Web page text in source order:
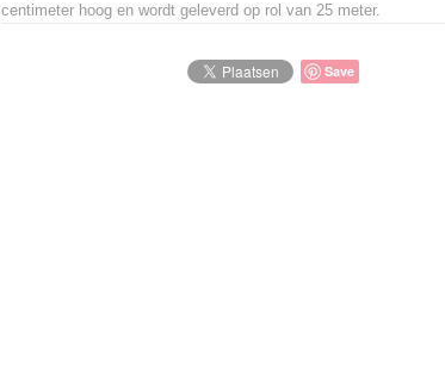
centimeter hoog en wordt geleverd op rol van 25 meter.
Save